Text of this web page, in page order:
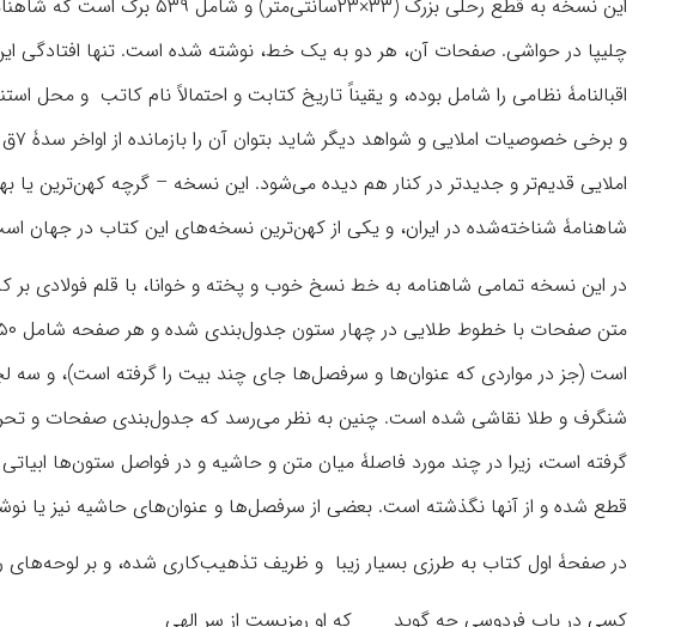
این نسخه به قطع رحلی بزرگ
اقبالنامۀ نظامی را شامل بوده، و یقیناً تاریخ کتابت و احتمالاً نام کاتب و محل
املایی قدیم‌تر و جدیدتر در کنار هم دیده می‌شود. این نسخه – گرچه کهن‌ترین
شاهنامۀ شناخته‌شده در ایران، و یکی از کهن‌ترین نسخه‌های این کتاب در جهان
در این نسخه تمامی شاهنامه به خط نسخ خوب و پخته و خوانا، با قلم فولادی
است (جز در مواردی که عنوان‌ها و سرفصل‌ها جای چند بیت را گرفته است)، و سه
شنگرف و طلا نقاشی شده است. چنین به نظر می‌رسد که جدول‌بندی صفحات و
گرفته ‌است، زیرا در چند مورد فاصلۀ میان متن و حاشیه و در فواصل ستون‌ها
قطع شده و از آنها نگذشته است. بعضی از سرفصل‌ها و عنوان‌های حاشیه نیز یا
در صفحۀ اول کتاب به طرزی بسیار زیبا و ظریف تذهیب‌کاری شده، و بر لوحه‌های
کسی در باب فردوسی چه گوید که او رمزیست از سر الهی